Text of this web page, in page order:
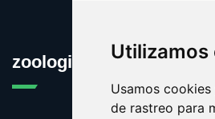
Utilizamos
Usamos
de rastreo para
zoologia.es